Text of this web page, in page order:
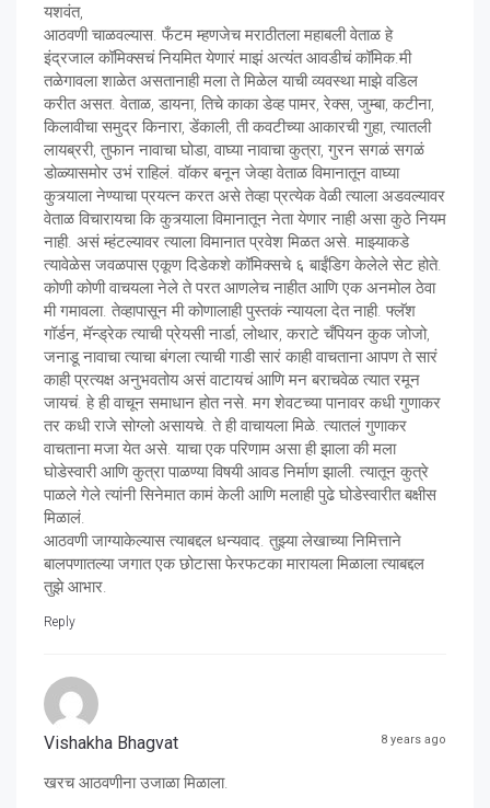
यशवंत,
आठवणी चाळवल्यास. फँटम म्हणजेच मराठीतला महाबली वेताळ हे
इंद्रजाल कॉमिक्सचं नियमित येणारं माझं अत्यंत आवडीचं कॉमिक.मी
तळेगावला शाळेत असतानाही मला ते मिळेल याची व्यवस्था माझे वडिल
करीत असत. वेताळ, डायना, तिचे काका डेव्ह पामर, रेक्स, जुम्बा, कटीना,
किलावीचा समुद्र किनारा, डेंकाली, ती कवटीच्या आकारची गुहा, त्यातली
लायब्ररी, तुफान नावाचा घोडा, वाघ्या नावाचा कुत्रा, गुरन सगळं सगळं
डोळ्यासमोर उभं राहिलं. वॉकर बनून जेव्हा वेताळ विमानातून वाघ्या
कुत्र्याला नेण्याचा प्रयत्न करत असे तेव्हा प्रत्येक वेळी त्याला अडवल्यावर
वेताळ विचारायचा कि कुत्र्याला विमानातून नेता येणार नाही असा कुठे नियम
नाही. असं म्हंटल्यावर त्याला विमानात प्रवेश मिळत असे. माझ्याकडे
त्यावेळेस जवळपास एकूण दिडेकशे कॉमिक्सचे ६ बाईंडिग केलेले सेट होते.
कोणी कोणी वाचयला नेले ते परत आणलेच नाहीत आणि एक अनमोल ठेवा
मी गमावला. तेव्हापासून मी कोणालाही पुस्तकं न्यायला देत नाही. फ्लॅश
गॉर्डन, मॅन्ड्रेक त्याची प्रेयसी नार्डा, लोथार, कराटे चँपियन कुक जोजो,
जनाडू नावाचा त्याचा बंगला त्याची गाडी सारं काही वाचताना आपण ते सारं
काही प्रत्यक्ष अनुभवतोय असं वाटायचं आणि मन बराचवेळ त्यात रमून
जायचं. हे ही वाचून समाधान होत नसे. मग शेवटच्या पानावर कधी गुणाकर
तर कधी राजे सोग्लो असायचे. ते ही वाचायला मिळे. त्यातलं गुणाकर
वाचताना मजा येत असे. याचा एक परिणाम असा ही झाला की मला
घोडेस्वारी आणि कुत्रा पाळण्या विषयी आवड निर्माण झाली. त्यातून कुत्रे
पाळले गेले त्यांनी सिनेमात कामं केली आणि मलाही पुढे घोडेस्वारीत बक्षीस
मिळालं.
आठवणी जाग्याकेल्यास त्याबद्दल धन्यवाद. तुझ्या लेखाच्या निमित्ताने
बालपणातल्या जगात एक छोटासा फेरफटका मारायला मिळाला त्याबद्दल
तुझे आभार.
Reply
Vishakha Bhagvat 8 years ago
खरच आठवणीना उजाळा मिळाला.